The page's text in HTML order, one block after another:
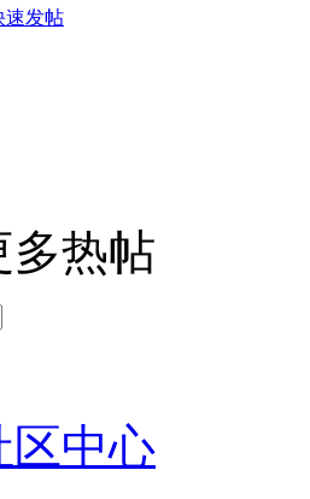
速发帖
多热帖
区中心